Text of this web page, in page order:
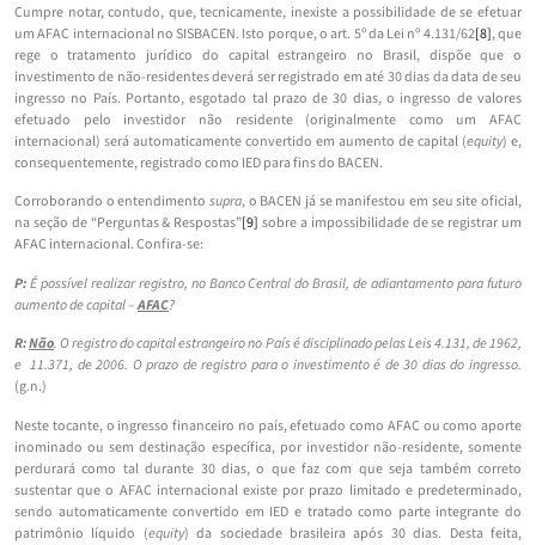
Cumpre notar, contudo, que, tecnicamente, inexiste a possibilidade de se efetuar
um AFAC internacional no SISBACEN. Isto porque, o art. 5º da Lei nº 4.131/62[8], que
rege o tratamento jurídico do capital estrangeiro no Brasil, dispõe que o
investimento de não-residentes deverá ser registrado em até 30 dias da data de seu
ingresso no País. Portanto, esgotado tal prazo de 30 dias, o ingresso de valores
efetuado pelo investidor não residente (originalmente como um AFAC
internacional) será automaticamente convertido em aumento de capital (equity) e,
consequentemente, registrado como IED para fins do BACEN.
Corroborando o entendimento supra, o BACEN já se manifestou em seu site oficial,
na seção de “Perguntas & Respostas”[9] sobre a impossibilidade de se registrar um
AFAC internacional. Confira-se:
P:É possível realizar registro, no Banco Central do Brasil, de adiantamento para futuro
aumento de capital –AFAC?
R:Não. O registro do capital estrangeiro no País é disciplinado pelas Leis 4.131, de 1962,
e 11.371, de 2006. O prazo de registro para o investimento é de 30 dias do ingresso.
(g.n.)
Neste tocante, o ingresso financeiro no país, efetuado como AFAC ou como aporte
inominado ou sem destinação específica, por investidor não-residente, somente
perdurará como tal durante 30 dias, o que faz com que seja também correto
sustentar que o AFAC internacional existe por prazo limitado e predeterminado,
sendo automaticamente convertido em IED e tratado como parte integrante do
patrimônio líquido (equity) da sociedade brasileira após 30 dias. Desta feita,